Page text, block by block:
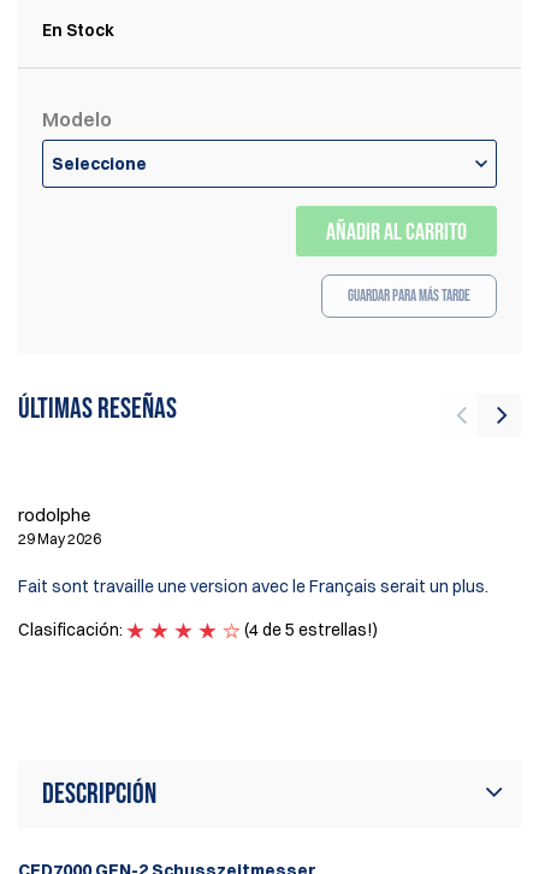
En Stock
Modelo
Seleccione
AÑADIR AL CARRITO
Guardar para más tarde
Últimas reseñas
rodolphe
29 May 2026
Fait sont travaille une version avec le Français serait un plus.
Clasificación:
(4 de 5 estrellas!)
Descripción